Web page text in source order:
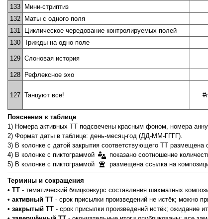
133 Мини-стриптиз
132 Маты с одного поля
131
Циклическое чередование контролируемых полей
130 Трижды на одно поле
129 Слоновая история
128 Рефлексное эхо
127 Танцуют все!
Пояснения к таблице
1) Номера активных ТТ подсвечены красным фоном, номера
2) Формат даты в таблице: день-месяц-год (ДД-ММ-ГГГГ).
3) В колонке с датой закрытия соответствующего ТТ размещена
4) В колонке с пиктограммой
показано соотношение
5) В колонке с пиктограммой
размещена ссылка на
Термины и сокращения
• ТТ - тематический блицконкурс составления шахматных
• активный ТТ - срок присылки произведений не истёк; можно
• закрытый ТТ - срок присылки произведений истёк; ожидание